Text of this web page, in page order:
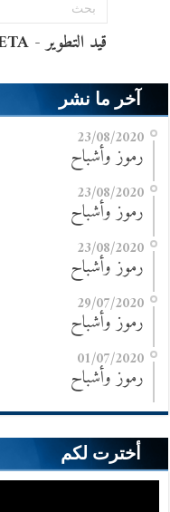
آخر ما نشر
23/08/2020
رموز وأشباح
23/08/2020
رموز وأشباح
23/08/2020
رموز وأشباح
29/07/2020
رموز وأشباح
01/07/2020
رموز وأشباح
أخترت لكم